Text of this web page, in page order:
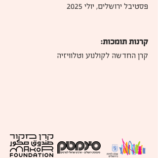
פסטיבל ירושלים, יולי 2025
קרנות תומכות:
קרן החדשה לקולנוע וטלוויזיה